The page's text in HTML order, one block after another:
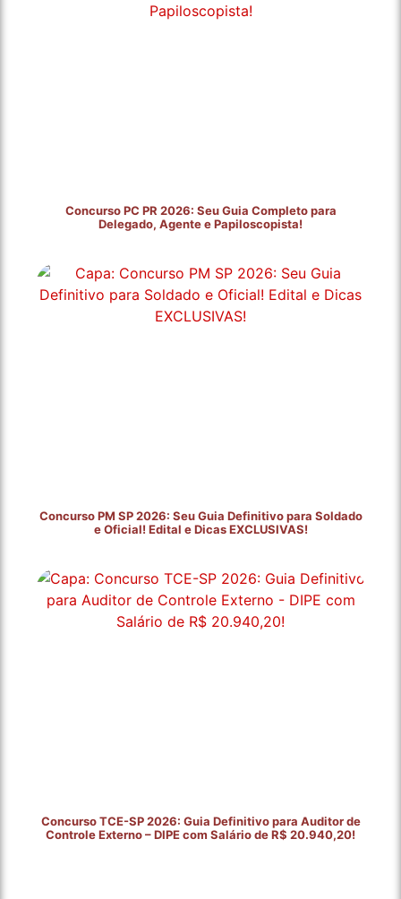
Concurso PC PR 2026: Seu Guia Completo para
Delegado, Agente e Papiloscopista!
Concurso PM SP 2026: Seu Guia Definitivo para Soldado
e Oficial! Edital e Dicas EXCLUSIVAS!
Concurso TCE-SP 2026: Guia Definitivo para Auditor de
Controle Externo – DIPE com Salário de R$ 20.940,20!